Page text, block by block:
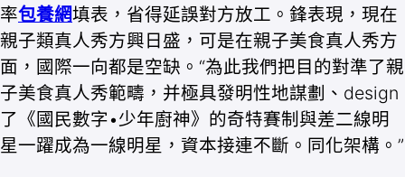
率包養網填表，省得延誤對方放工。鋒表現，現在
親子類真人秀方興日盛，可是在親子美食真人秀方
面，國際一向都是空缺。“為此我們把目的對準了親
子美食真人秀範疇，并極具發明性地謀劃、design
了《國民數字•少年廚神》的奇特賽制與差二線明
星一躍成為一線明星，資本接連不斷。同化架構。”